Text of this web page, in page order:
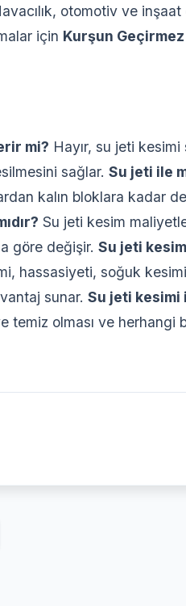
otomotiv ve
için Kurşun
mi? Hayır, su jeti
sağlar. Su jeti ile
kalın bloklara kadar
Su jeti kesim
göre değişir. Su jeti
hassasiyeti, soğuk
sunar. Su jeti kesimi
olması ve herhangi